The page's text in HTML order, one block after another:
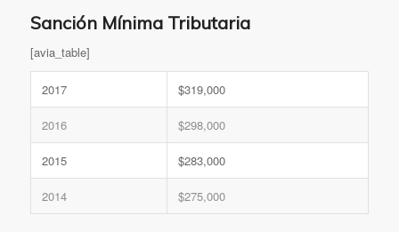
Sanción Mínima Tributaria
[avia_table]
2017 $319,000
2016 $298,000
2015 $283,000
2014 $275,000